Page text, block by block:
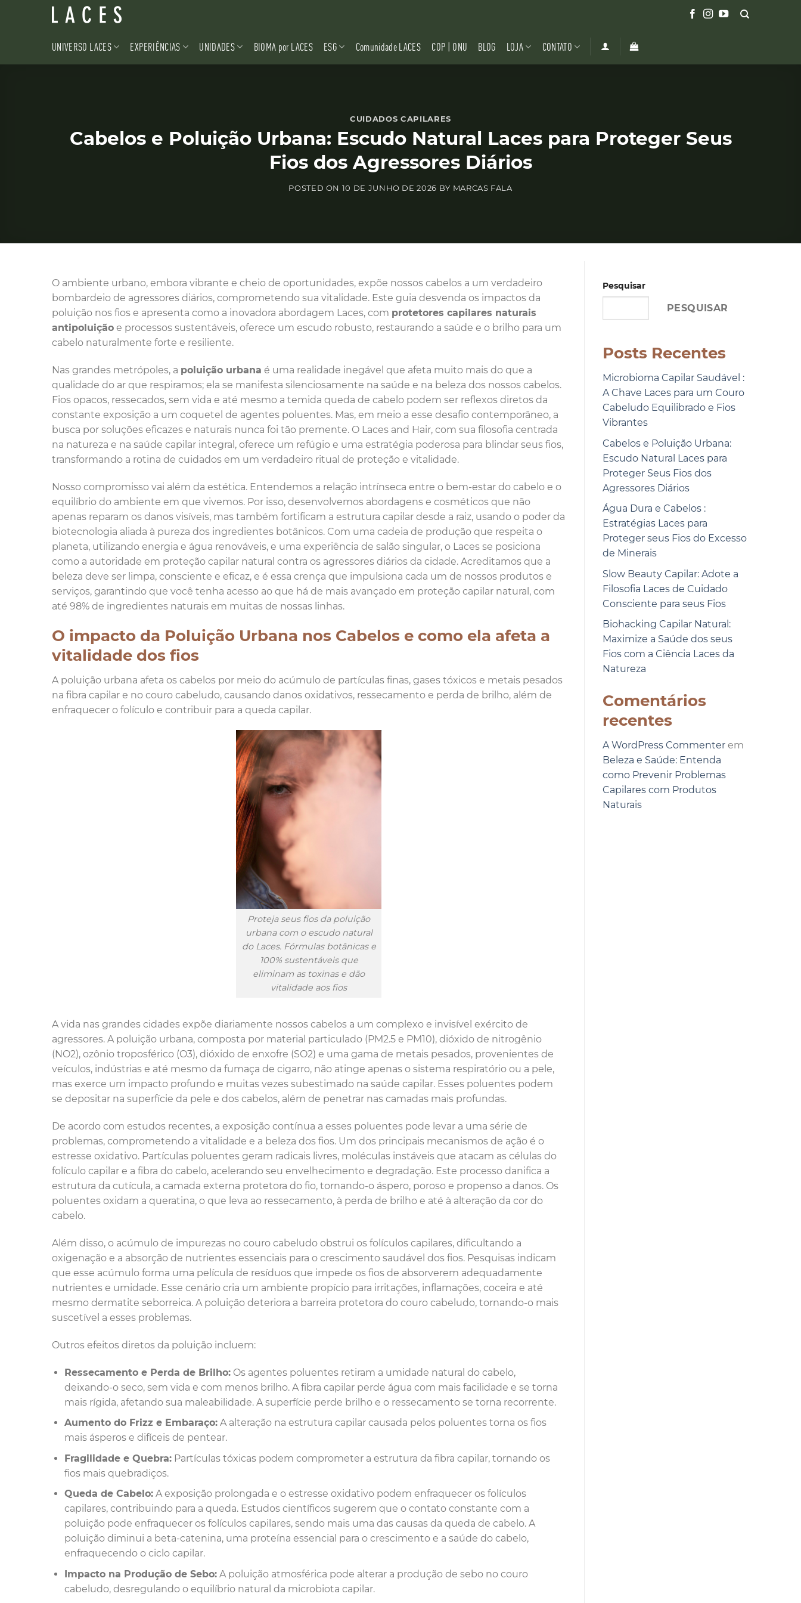
UNIVERSO LACES EXPERIÊNCIAS UNIDADES BIOMA por LACES ESG Comunidade LACES COP | ONU BLOG LOJA CONTATO
CUIDADOS CAPILARES
Cabelos e Poluição Urbana: Escudo Natural Laces para Proteger Seus
Fios dos Agressores Diários
POSTED ON 10 DE JUNHO DE 2026 BY MARCAS FALA
O ambiente urbano, embora vibrante e cheio de oportunidades, expõe nossos cabelos a um verdadeiro
bombardeio de agressores diários, comprometendo sua vitalidade. Este guia desvenda os impactos da
poluição nos fios e apresenta como a inovadora abordagem Laces, com protetores capilares naturais
antipoluição e processos sustentáveis, oferece um escudo robusto, restaurando a saúde e o brilho para um
cabelo naturalmente forte e resiliente.
Nas grandes metrópoles, a poluição urbana é uma realidade inegável que afeta muito mais do que a
qualidade do ar que respiramos; ela se manifesta silenciosamente na saúde e na beleza dos nossos cabelos.
Fios opacos, ressecados, sem vida e até mesmo a temida queda de cabelo podem ser reflexos diretos da
constante exposição a um coquetel de agentes poluentes. Mas, em meio a esse desafio contemporâneo, a
busca por soluções eficazes e naturais nunca foi tão premente. O Laces and Hair, com sua filosofia centrada
na natureza e na saúde capilar integral, oferece um refúgio e uma estratégia poderosa para blindar seus fios,
transformando a rotina de cuidados em um verdadeiro ritual de proteção e vitalidade.
Nosso compromisso vai além da estética. Entendemos a relação intrínseca entre o bem-estar do cabelo e o
equilíbrio do ambiente em que vivemos. Por isso, desenvolvemos abordagens e cosméticos que não
apenas reparam os danos visíveis, mas também fortificam a estrutura capilar desde a raiz, usando o poder da
biotecnologia aliada à pureza dos ingredientes botânicos. Com uma cadeia de produção que respeita o
planeta, utilizando energia e água renováveis, e uma experiência de salão singular, o Laces se posiciona
como a autoridade em proteção capilar natural contra os agressores diários da cidade. Acreditamos que a
beleza deve ser limpa, consciente e eficaz, e é essa crença que impulsiona cada um de nossos produtos e
serviços, garantindo que você tenha acesso ao que há de mais avançado em proteção capilar natural, com
até 98% de ingredientes naturais em muitas de nossas linhas.
O impacto da Poluição Urbana nos Cabelos e como ela afeta a
vitalidade dos fios
A poluição urbana afeta os cabelos por meio do acúmulo de partículas finas, gases tóxicos e metais pesados
na fibra capilar e no couro cabeludo, causando danos oxidativos, ressecamento e perda de brilho, além de
enfraquecer o folículo e contribuir para a queda capilar.
Proteja seus fios da poluição
urbana com o escudo natural
do Laces. Fórmulas botânicas e
100% sustentáveis que
eliminam as toxinas e dão
vitalidade aos fios
A vida nas grandes cidades expõe diariamente nossos cabelos a um complexo e invisível exército de
agressores. A poluição urbana, composta por material particulado (PM2.5 e PM10), dióxido de nitrogênio
(NO2), ozônio troposférico (O3), dióxido de enxofre (SO2) e uma gama de metais pesados, provenientes de
veículos, indústrias e até mesmo da fumaça de cigarro, não atinge apenas o sistema respiratório ou a pele,
mas exerce um impacto profundo e muitas vezes subestimado na saúde capilar. Esses poluentes podem
se depositar na superfície da pele e dos cabelos, além de penetrar nas camadas mais profundas.
De acordo com estudos recentes, a exposição contínua a esses poluentes pode levar a uma série de
problemas, comprometendo a vitalidade e a beleza dos fios. Um dos principais mecanismos de ação é o
estresse oxidativo. Partículas poluentes geram radicais livres, moléculas instáveis que atacam as células do
folículo capilar e a fibra do cabelo, acelerando seu envelhecimento e degradação. Este processo danifica a
estrutura da cutícula, a camada externa protetora do fio, tornando-o áspero, poroso e propenso a danos. Os
poluentes oxidam a queratina, o que leva ao ressecamento, à perda de brilho e até à alteração da cor do
cabelo.
Além disso, o acúmulo de impurezas no couro cabeludo obstrui os folículos capilares, dificultando a
oxigenação e a absorção de nutrientes essenciais para o crescimento saudável dos fios. Pesquisas indicam
que esse acúmulo forma uma película de resíduos que impede os fios de absorverem adequadamente
nutrientes e umidade. Esse cenário cria um ambiente propício para irritações, inflamações, coceira e até
mesmo dermatite seborreica. A poluição deteriora a barreira protetora do couro cabeludo, tornando-o mais
suscetível a esses problemas.
Outros efeitos diretos da poluição incluem:
Ressecamento e Perda de Brilho:Os agentes poluentes retiram a umidade natural do cabelo,
deixando-o seco, sem vida e com menos brilho. A fibra capilar perde água com mais facilidade e se torna
mais rígida, afetando sua maleabilidade. A superfície perde brilho e o ressecamento se torna recorrente.
Aumento do Frizz e Embaraço:A alteração na estrutura capilar causada pelos poluentes torna os fios
mais ásperos e difíceis de pentear.
Fragilidade e Quebra:Partículas tóxicas podem comprometer a estrutura da fibra capilar, tornando os
fios mais quebradiços.
Queda de Cabelo:A exposição prolongada e o estresse oxidativo podem enfraquecer os folículos
capilares, contribuindo para a queda. Estudos científicos sugerem que o contato constante com a
poluição pode enfraquecer os folículos capilares, sendo mais uma das causas da queda de cabelo. A
poluição diminui a beta-catenina, uma proteína essencial para o crescimento e a saúde do cabelo,
enfraquecendo o ciclo capilar.
Impacto na Produção de Sebo:A poluição atmosférica pode alterar a produção de sebo no couro
cabeludo, desregulando o equilíbrio natural da microbiota capilar.
Pesquisar
PESQUISAR
Posts Recentes
Microbioma Capilar Saudável :
A Chave Laces para um Couro
Cabeludo Equilibrado e Fios
Vibrantes
Cabelos e Poluição Urbana:
Escudo Natural Laces para
Proteger Seus Fios dos
Agressores Diários
Água Dura e Cabelos :
Estratégias Laces para
Proteger seus Fios do Excesso
de Minerais
Slow Beauty Capilar: Adote a
Filosofia Laces de Cuidado
Consciente para seus Fios
Biohacking Capilar Natural:
Maximize a Saúde dos seus
Fios com a Ciência Laces da
Natureza
Comentários
recentes
A WordPress Commenterem
Beleza e Saúde: Entenda
como Prevenir Problemas
Capilares com Produtos
Naturais